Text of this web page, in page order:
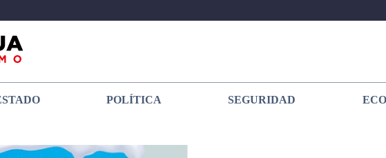
POLÍTICA SEGURIDAD